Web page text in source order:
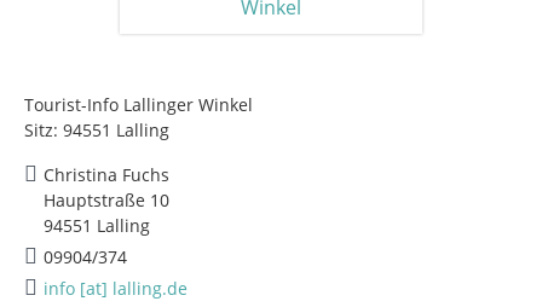
Tourist-Info Lallinger Winkel
Sitz: 94551 Lalling
Christina Fuchs
Hauptstraße 10
94551 Lalling
09904/374
info [at] lalling.de